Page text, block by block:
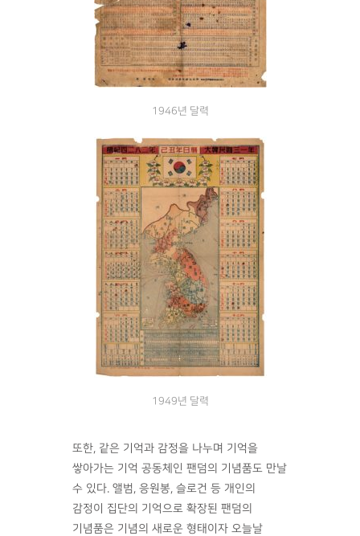
1946년 달력
1949년 달력
또한, 같은 기억과 감정을 나누며 기억을
쌓아가는 기억 공동체인 팬덤의 기념품도 만날
수 있다. 앨범, 응원봉, 슬로건 등 개인의
감정이 집단의 기억으로 확장된 팬덤의
기념품은 기념의 새로운 형태이자 오늘날